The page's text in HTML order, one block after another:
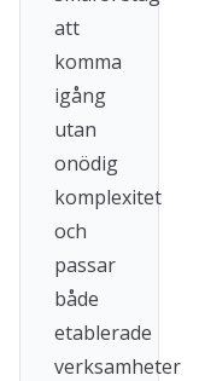
att
komma
igång
utan
onödig
komplexitet
och
passar
både
etablerade
verksamheter